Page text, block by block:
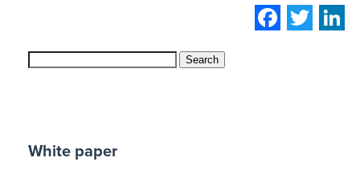
Search
White paper